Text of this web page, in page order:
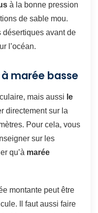
à la bonne pression
de sable mou.
désertiques avant de
l’océan.
marée basse
mais aussi le
directement sur la
Pour cela, vous
sur les
qu’à marée
montante peut être
Il faut aussi faire